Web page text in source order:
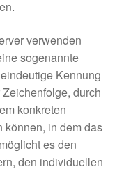
verwenden
sogenannte
Kennung
durch
konkreten
können, in dem das
es den
den individuellen